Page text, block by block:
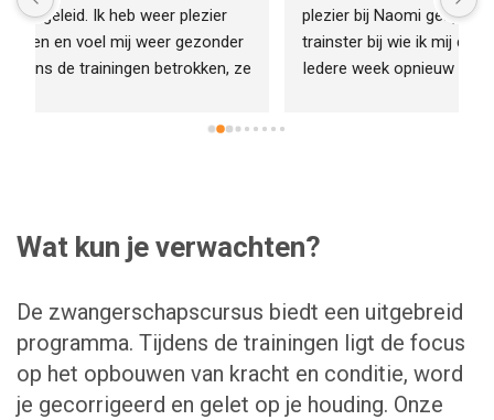
plezier bij Naomi gesport. Ze is een kundige
trainster bij wie ik mij direct op mijn gemak voelde.
Iedere week opnieuw had ze een passende en
voldaan gevoel van thuiskwam. De weken zijn
Wat kun je verwachten?
De zwangerschapscursus biedt een uitgebreid
programma. Tijdens de trainingen ligt de focus
op het opbouwen van kracht en conditie, word
je gecorrigeerd en gelet op je houding. Onze